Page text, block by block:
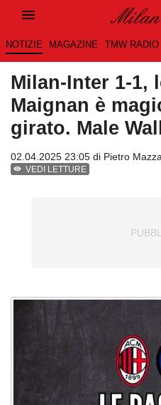
NOTIZIE MAGAZINE TMW RADIO
Milan-Inter 1-1,
Maignan è
girato. Male
02.04.2025 23:05 di Pietro
VEDI LETTURE